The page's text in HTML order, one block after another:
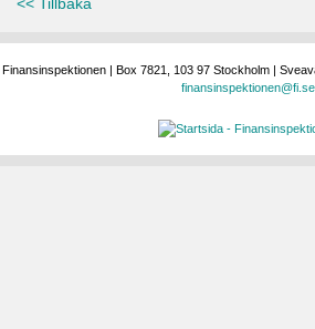
Finansinspektionen | Box 7821, 103 97 Stockholm |
finansinspektionen@fi.se